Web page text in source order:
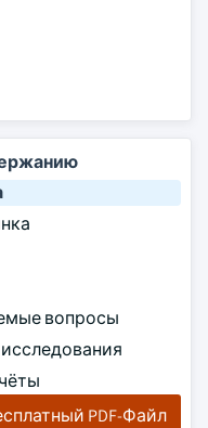
вопросы
PDF-Файл